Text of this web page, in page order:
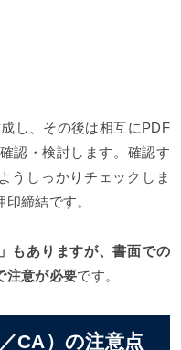
し、その後は相互にPDF
認・検討します。確認す
うしっかりチェックしま
締結です。
もありますが、書面での
注意が必要です。
CA）の注意点